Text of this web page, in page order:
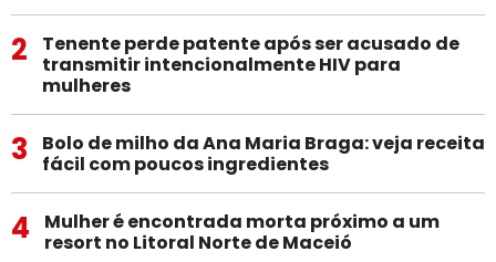
2
Tenente perde patente após ser acusado de
transmitir intencionalmente HIV para
mulheres
3
Bolo de milho da Ana Maria Braga: veja receita
fácil com poucos ingredientes
4
Mulher é encontrada morta próximo a um
resort no Litoral Norte de Maceió